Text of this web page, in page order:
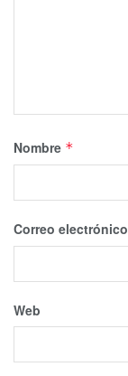
Nombre *
Correo electrónico
Web